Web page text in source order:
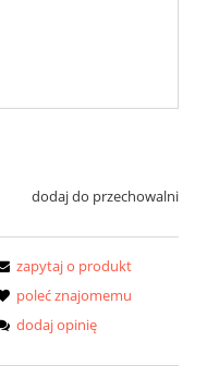
dodaj do przechowalni
zapytaj o produkt
poleć znajomemu
dodaj opinię